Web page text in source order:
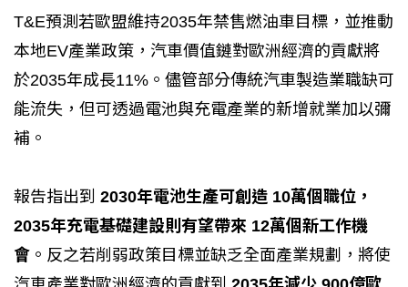
T&E預測若歐盟維持2035年禁售燃油車目標，並推動
本地EV產業政策，汽車價值鏈對歐洲經濟的貢獻將
於2035年成長11%。儘管部分傳統汽車製造業職缺可
能流失，但可透過電池與充電產業的新增就業加以彌
補。
報告指出到 2030年電池生產可創造 10萬個職位，
2035年充電基礎建設則有望帶來 12萬個新工作機
會 。反之若削弱政策目標並缺乏全面產業規劃，將使